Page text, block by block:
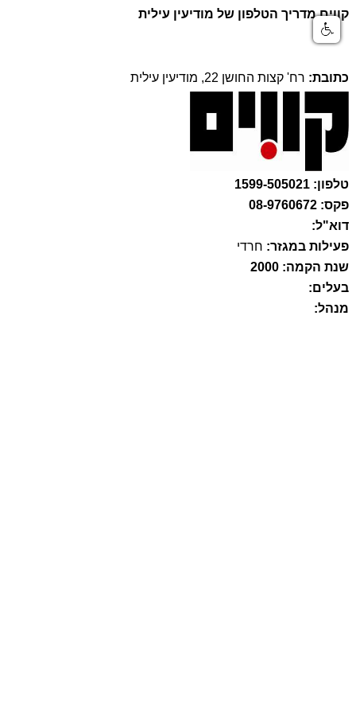
קווים מדריך הטלפון של מודיעין עילית
כתובת: רח' קצות החושן 22, מודיעין עילית
טלפון: 1599-505021
פקס: 08-9760672
דוא"ל:
פעילות במגזר: חרדי
שנת הקמה: 2000
בעלים:
מנהל: